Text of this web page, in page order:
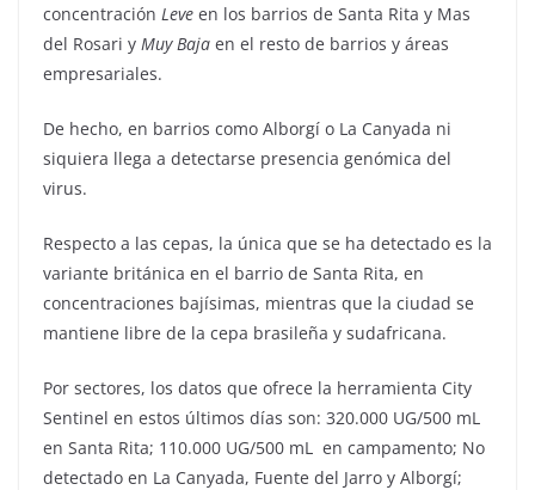
concentración Leve en los barrios de Santa Rita y Mas
del Rosari y Muy Baja en el resto de barrios y áreas
empresariales.
De hecho, en barrios como Alborgí o La Canyada ni
siquiera llega a detectarse presencia genómica del
virus.
Respecto a las cepas, la única que se ha detectado es la
variante británica en el barrio de Santa Rita, en
concentraciones bajísimas, mientras que la ciudad se
mantiene libre de la cepa brasileña y sudafricana.
Por sectores, los datos que ofrece la herramienta City
Sentinel en estos últimos días son: 320.000 UG/500 mL
en Santa Rita; 110.000 UG/500 mL en campamento; No
detectado en La Canyada, Fuente del Jarro y Alborgí;